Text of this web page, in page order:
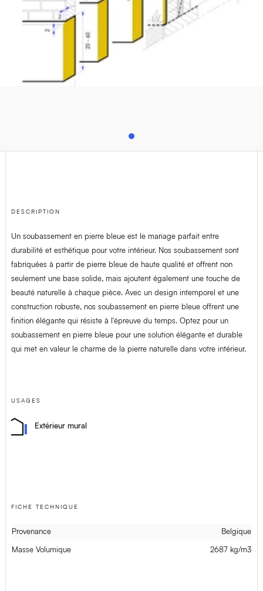
+32(0)4 278 73 25
info@van-dijck.be
DESCRIPTION
Un soubassement en pierre bleue est le mariage parfait entre
durabilité et esthétique pour votre intérieur. Nos soubassement sont
fabriquées à partir de pierre bleue de haute qualité et offrent non
seulement une base solide, mais ajoutent également une touche de
beauté naturelle à chaque pièce. Avec un design intemporel et une
construction robuste, nos soubassement en pierre bleue offrent une
finition élégante qui résiste à l'épreuve du temps. Optez pour un
soubassement en pierre bleue pour une solution élégante et durable
qui met en valeur le charme de la pierre naturelle dans votre intérieur.
USAGES
Extérieur mural
FICHE TECHNIQUE
Provenance Belgique
Masse Volumique 2687 kg/m3